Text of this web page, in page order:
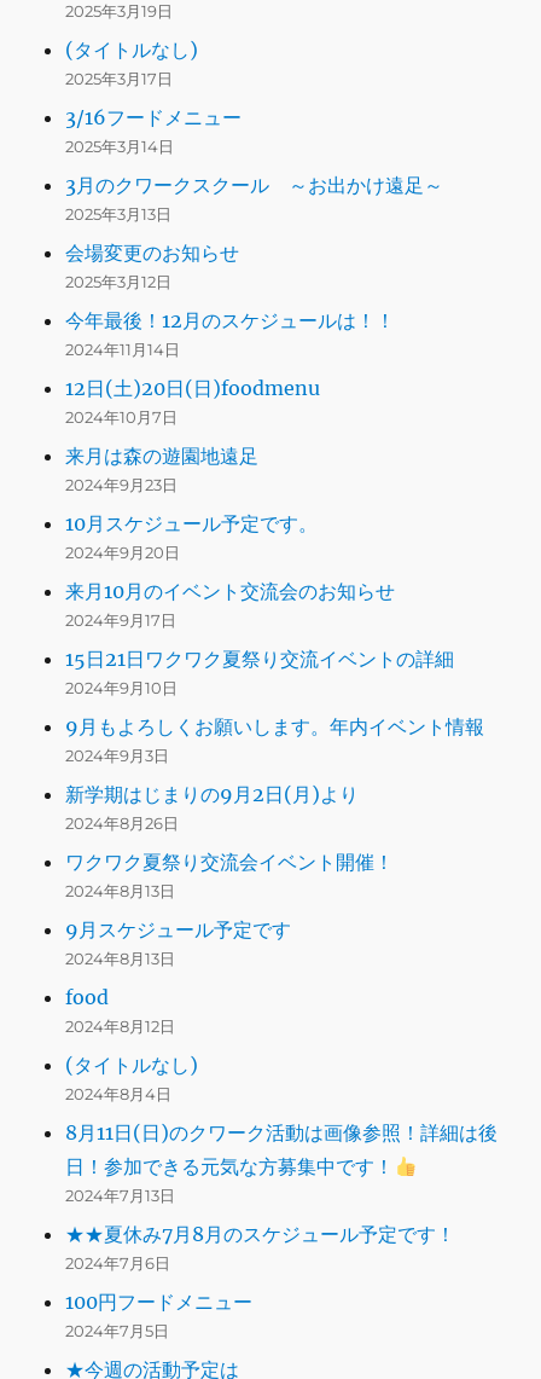
2025年3月19日
(タイトルなし)
2025年3月17日
3/16フードメニュー
2025年3月14日
3月のクワークスクール ～お出かけ遠足～
2025年3月13日
会場変更のお知らせ
2025年3月12日
今年最後！12月のスケジュールは！！
2024年11月14日
12日(土)20日(日)foodmenu
2024年10月7日
来月は森の遊園地遠足
2024年9月23日
10月スケジュール予定です。
2024年9月20日
来月10月のイベント交流会のお知らせ
2024年9月17日
15日21日ワクワク夏祭り交流イベントの詳細
2024年9月10日
9月もよろしくお願いします。年内イベント情報
2024年9月3日
新学期はじまりの9月2日(月)より
2024年8月26日
ワクワク夏祭り交流会イベント開催！
2024年8月13日
9月スケジュール予定です
2024年8月13日
food
2024年8月12日
(タイトルなし)
2024年8月4日
8月11日(日)のクワーク活動は画像参照！詳細は後
日！参加できる元気な方募集中です！
2024年7月13日
★★夏休み7月8月のスケジュール予定です！
2024年7月6日
100円フードメニュー
2024年7月5日
★今週の活動予定は